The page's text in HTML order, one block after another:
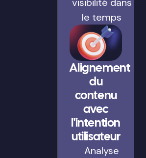
le temps
Alignement
du
contenu
avec
l'intention
utilisateur
Analyse